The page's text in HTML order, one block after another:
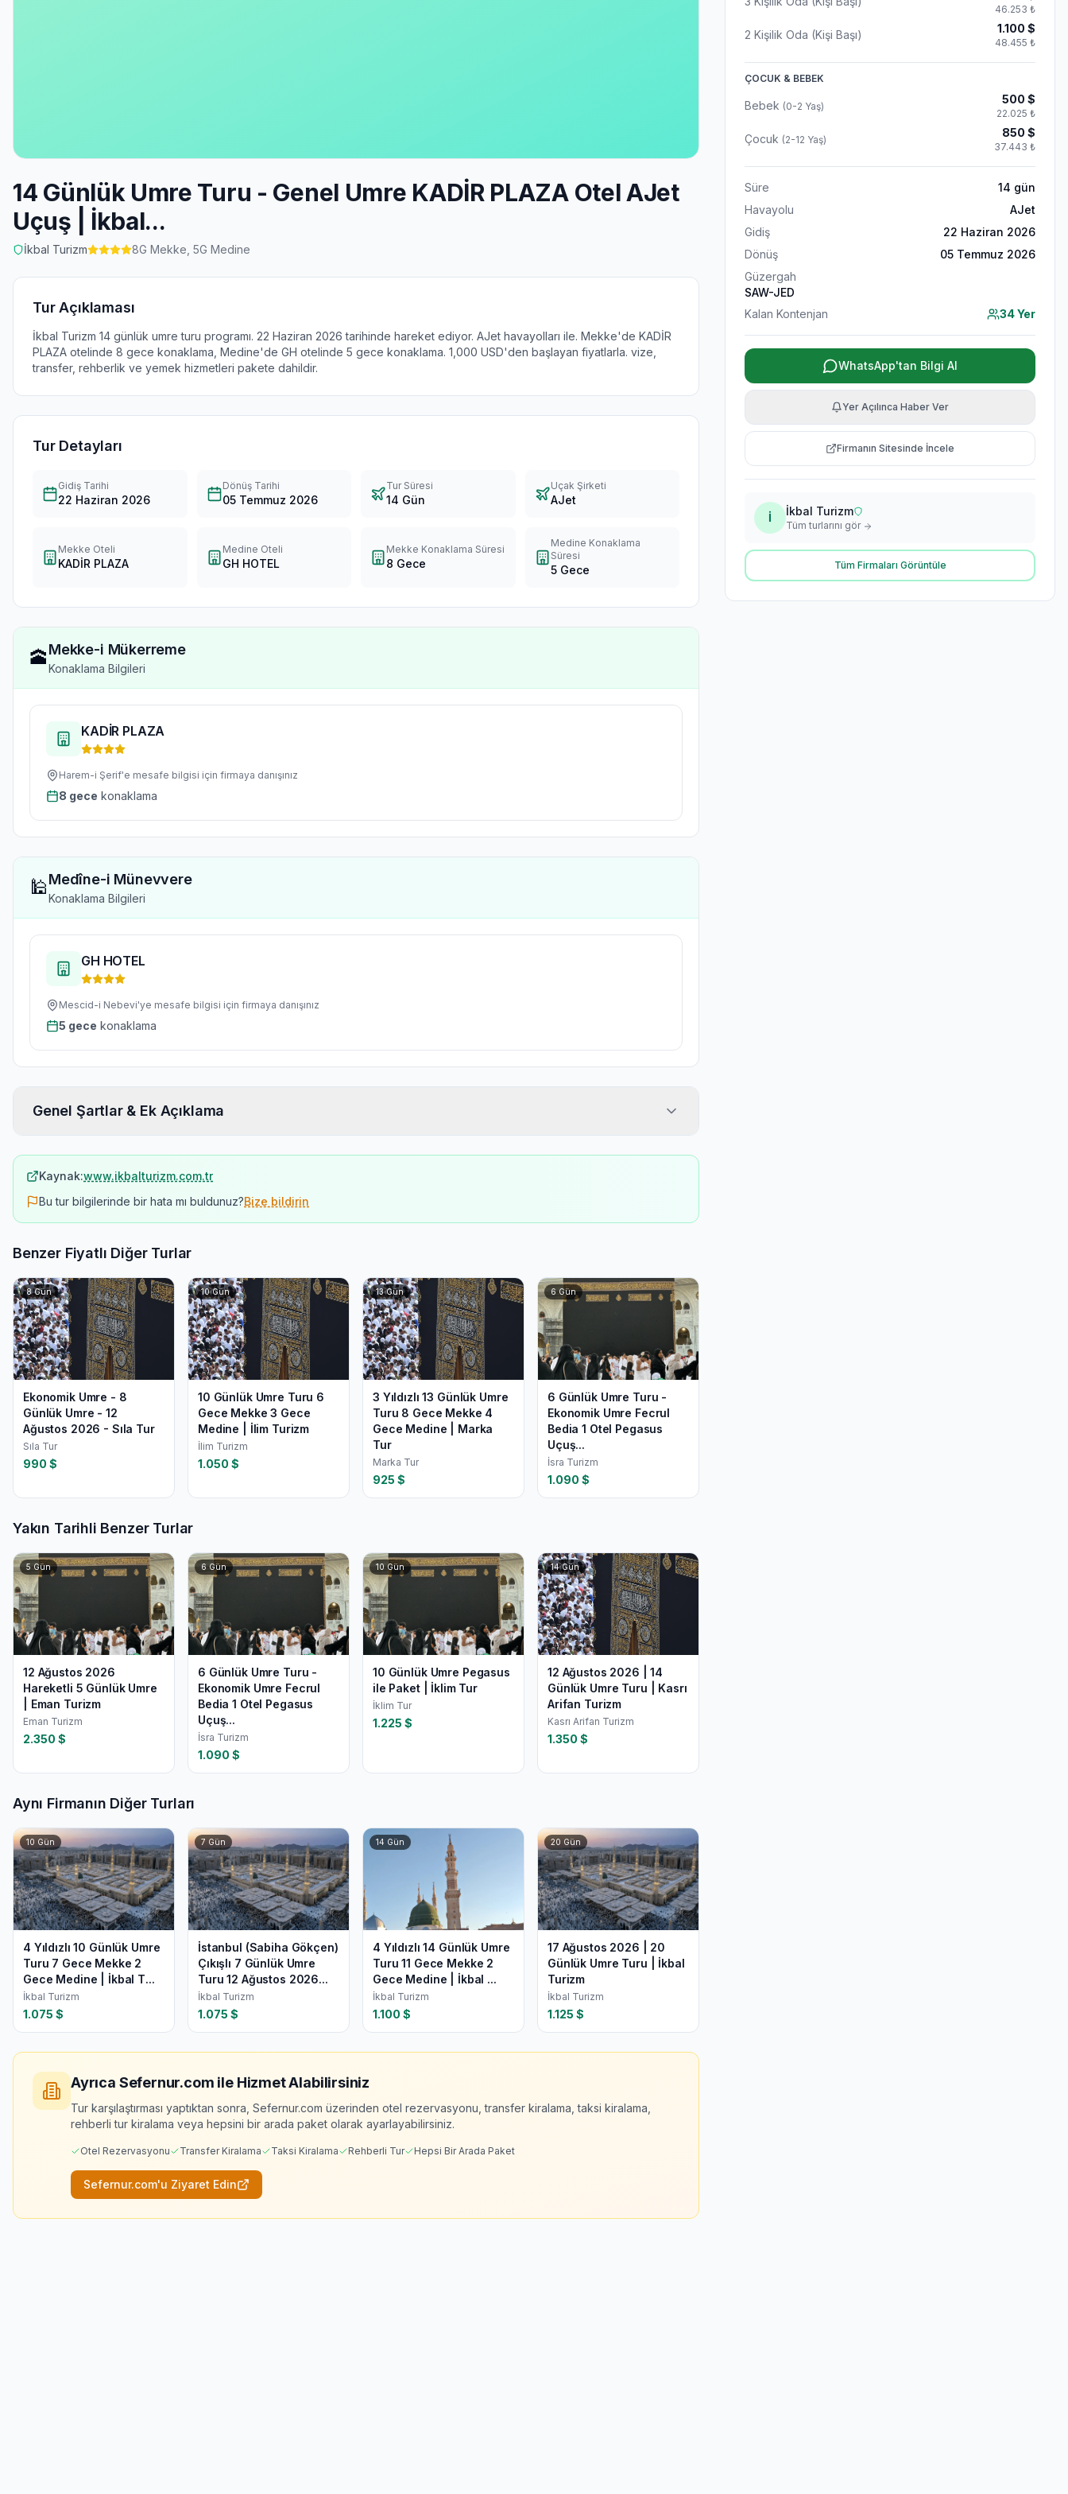
14 Günlük Umre Turu - Genel Umre KADİR PLAZA Otel AJet
Uçuş | İkbal...
İkbal Turizm 8G Mekke, 5G Medine
Tur Açıklaması
İkbal Turizm 14 günlük umre turu programı. 22 Haziran 2026 tarihinde hareket ediyor. AJet havayolları ile. Mekke'de KADİR
PLAZA otelinde 8 gece konaklama, Medine'de GH otelinde 5 gece konaklama. 1,000 USD'den başlayan fiyatlarla. vize,
transfer, rehberlik ve yemek hizmetleri pakete dahildir.
Tur Detayları
Gidiş Tarihi
22 Haziran 2026
Dönüş Tarihi
05 Temmuz 2026
Tur Süresi
14 Gün
Uçak Şirketi
AJet
Mekke Oteli
KADİR PLAZA
Medine Oteli
GH HOTEL
Mekke Konaklama Süresi
8 Gece
Medine Konaklama
Süresi
5 Gece
🕋Mekke-i Mükerreme
Konaklama Bilgileri
KADİR PLAZA
Harem-i Şerif'e mesafe bilgisi için firmaya danışınız
8 gece konaklama
🕌Medîne-i Münevvere
Konaklama Bilgileri
GH HOTEL
Mescid-i Nebevi'ye mesafe bilgisi için firmaya danışınız
5 gece konaklama
Genel Şartlar & Ek Açıklama
Kaynak:www.ikbalturizm.com.tr
Bu tur bilgilerinde bir hata mı buldunuz?Bize bildirin
Benzer Fiyatlı Diğer Turlar
8Gün
Ekonomik Umre - 8
Günlük Umre - 12
Ağustos 2026 - Sıla Tur
Sıla Tur
990 $
10Gün
10 Günlük Umre Turu 6
Gece Mekke 3 Gece
Medine | İlim Turizm
İlim Turizm
1.050 $
13Gün
3 Yıldızlı 13 Günlük Umre
Turu 8 Gece Mekke 4
Gece Medine | Marka
Tur
Marka Tur
925 $
6Gün
6 Günlük Umre Turu -
Ekonomik Umre Fecrul
Bedia 1 Otel Pegasus
Uçuş...
İsra Turizm
1.090 $
Yakın Tarihli Benzer Turlar
5Gün
12 Ağustos 2026
Hareketli 5 Günlük Umre
| Eman Turizm
Eman Turizm
2.350 $
6Gün
6 Günlük Umre Turu -
Ekonomik Umre Fecrul
Bedia 1 Otel Pegasus
Uçuş...
İsra Turizm
1.090 $
10Gün
10 Günlük Umre Pegasus
ile Paket | İklim Tur
İklim Tur
1.225 $
14Gün
12 Ağustos 2026 | 14
Günlük Umre Turu | Kasrı
Arifan Turizm
Kasrı Arifan Turizm
1.350 $
Aynı Firmanın Diğer Turları
10 Gün
4 Yıldızlı 10 Günlük Umre
Turu 7 Gece Mekke 2
Gece Medine | İkbal T...
İkbal Turizm
1.075 $
7 Gün
İstanbul (Sabiha Gökçen)
Çıkışlı 7 Günlük Umre
Turu 12 Ağustos 2026...
İkbal Turizm
1.075 $
14 Gün
4 Yıldızlı 14 Günlük Umre
Turu 11 Gece Mekke 2
Gece Medine | İkbal ...
İkbal Turizm
1.100 $
20 Gün
17 Ağustos 2026 | 20
Günlük Umre Turu | İkbal
Turizm
İkbal Turizm
1.125 $
Ayrıca Sefernur.com ile Hizmet Alabilirsiniz
Tur karşılaştırması yaptıktan sonra, Sefernur.com üzerinden otel rezervasyonu, transfer kiralama, taksi kiralama,
rehberli tur kiralama veya hepsini bir arada paket olarak ayarlayabilirsiniz.
Otel Rezervasyonu Transfer Kiralama Taksi Kiralama Rehberli Tur Hepsi Bir Arada Paket
Sefernur.com'u Ziyaret Edin
46.253 ₺
2 Kişilik Oda (Kişi Başı) 1.100 $
48.455 ₺
ÇOCUK & BEBEK
Bebek (0-2 Yaş)
500 $
22.025 ₺
Çocuk (2-12 Yaş)
850 $
37.443 ₺
Süre 14 gün
Havayolu
AJet
Gidiş
22 Haziran 2026
Dönüş
05 Temmuz 2026
Güzergah
SAW-JED
Kalan Kontenjan
34 Yer
WhatsApp'tan Bilgi Al
Yer Açılınca Haber Ver
Firmanın Sitesinde İncele
İ İkbal Turizm
Tüm turlarını gör
Tüm Firmaları Görüntüle